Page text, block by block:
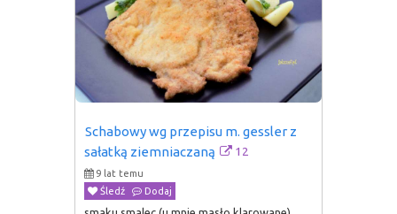
Schabowy wg przepisu m. gessler z
sałatką ziemniaczaną
12
9 lat temu
Śledź
Dodaj